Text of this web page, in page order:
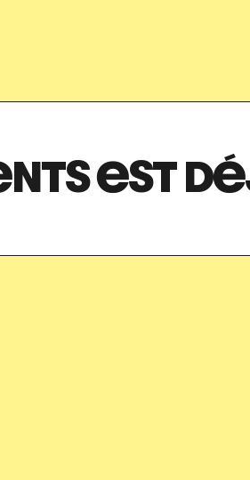
EST
onglet